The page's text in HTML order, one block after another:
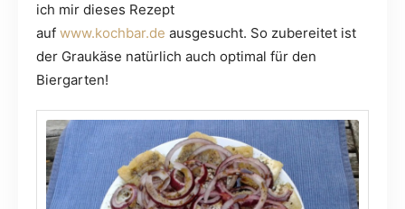
ich mir dieses Rezept
auf www.kochbar.de ausgesucht. So zubereitet ist
der Graukäse natürlich auch optimal für den
Biergarten!